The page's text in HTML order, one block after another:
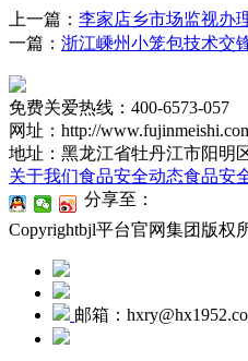
上一篇： 李家店乡市场监视办
一篇： 浙江嵊州小笼包技术交
免费关爱热线：400-6573-057
网址：http://
地址：黑龙江省牡丹江市阳明
关于我们食品安全动态食品安
分享至：
Copyrightbjl平台官网集团版权
邮箱：